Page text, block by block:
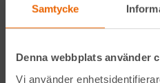
Samtycke
Denna webbplats använder
Vi använder
Facebook